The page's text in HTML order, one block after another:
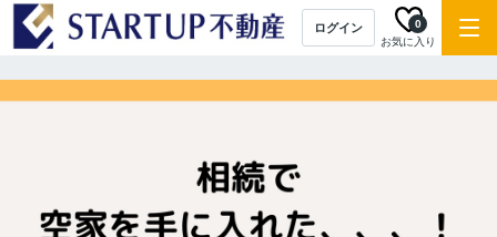
ログイン
お気に入り
0